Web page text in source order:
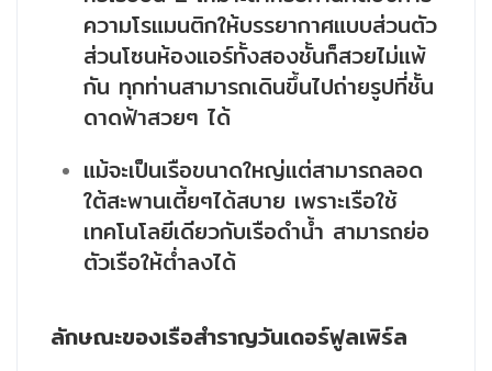
ความโรแมนติกให้บรรยากาศแบบส่วนตัว
ส่วนโซนห้องแอร์ทั้งสองชั้นก็สวยไม่แพ้
กัน ทุกท่านสามารถเดินขึ้นไปถ่ายรูปที่ชั้น
ดาดฟ้าสวยๆ ได้
แม้จะเป็นเรือขนาดใหญ่แต่สามารถลอด
ใต้สะพานเตี้ยๆได้สบาย เพราะเรือใช้
เทคโนโลยีเดียวกับเรือดำน้ำ สามารถย่อ
ตัวเรือให้ต่ำลงได้
ลักษณะของเรือสำราญวันเดอร์ฟูลเพิร์ล